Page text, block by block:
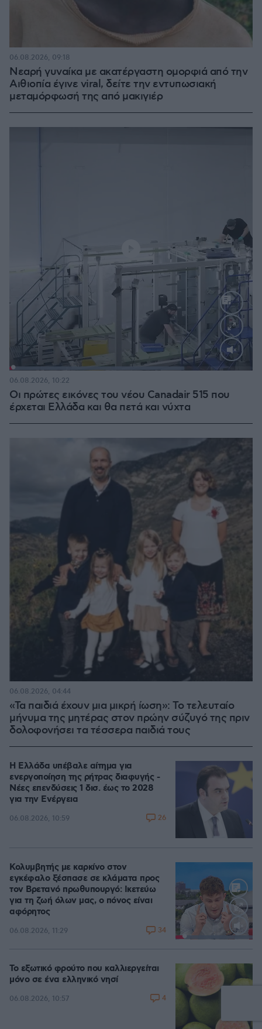
Νεαρή γυναίκα με ακατέργαστη ομορφιά από την
Αιθιοπία έγινε viral, δείτε την εντυπωσιακή
μεταμόρφωσή της από μακιγιέρ
06.08.2026, 09:18
Loaded
Οι πρώτες εικόνες του νέου Canadair 515 που
έρχεται Ελλάδα και θα πετά και νύχτα
06.08.2026, 10:22
«Τα παιδιά έχουν μια μικρή ίωση»: Το τελευταίο
μήνυμα της μητέρας στον πρώην σύζυγό της πριν
δολοφονήσει τα τέσσερα παιδιά τους
06.08.2026, 04:44
Η Ελλάδα υπέβαλε αίτημα για
ενεργοποίηση της ρήτρας διαφυγής -
Νέες επενδύσεις 1 δισ. έως το 2028
για την Ενέργεια
06.08.2026, 10:59 26
Loaded
Κολυμβητής με καρκίνο στον
εγκέφαλο ξέσπασε σε κλάματα προς
τον Βρετανό πρωθυπουργό: Ικετεύω
για τη ζωή όλων μας, ο πόνος είναι
αφόρητος
06.08.2026, 11:29 34
Το εξωτικό φρούτο που καλλιεργείται
μόνο σε ένα ελληνικό νησί
06.08.2026, 10:57 4